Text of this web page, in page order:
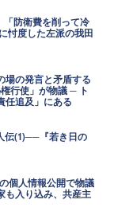
「防衛費を削って冷
忖度した左派の我田
場の発言と矛盾する
行使」が物議 ─ ト
任追及」にある
伝(1)──『若き日の
個人情報公開で物議
も入り込み、共産主